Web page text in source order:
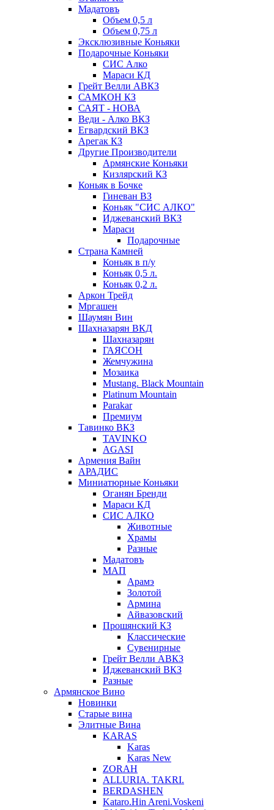
Мадатовъ
Объем 0,5 л
Объем 0,75 л
Эксклюзивные Коньяки
Подарочные Коньяки
СИС Алко
Мараси КД
Грейт Велли АВКЗ
САМКОН КЗ
САЯТ - НОВА
Веди - Алко ВКЗ
Егвардский ВКЗ
Арегак КЗ
Другие Производители
Армянские Коньяки
Кизлярский КЗ
Коньяк в Бочке
Гиневан ВЗ
Коньяк "СИС АЛКО"
Иджеванский ВКЗ
Мараси
Подарочные
Страна Камней
Коньяк в п/у
Коньяк 0,5 л.
Коньяк 0,2 л.
Аркон Трейд
Мргашен
Шаумян Вин
Шахназарян ВКД
Шахназарян
ГАЯСОН
Жемчужина
Мозаика
Mustang. Black Mountain
Platinum Mountain
Parakar
Премиум
Тавинко ВКЗ
TAVINKO
AGASI
Армения Вайн
АРАДИС
Миниатюрные Коньяки
Оганян Бренди
Мараси КД
СИС АЛКО
Животные
Храмы
Разные
Мадатовъ
МАП
Арамэ
Золотой
Армина
Айвазовский
Прошянский КЗ
Классические
Сувенирные
Грейт Велли АВКЗ
Иджеванский ВКЗ
Разные
Армянское Вино
Новинки
Старые вина
Элитные Вина
KARAS
Karas
Karas New
ZORAH
ALLURIA. TAKRI.
BERDASHEN
Kataro.Hin Areni.Voskeni